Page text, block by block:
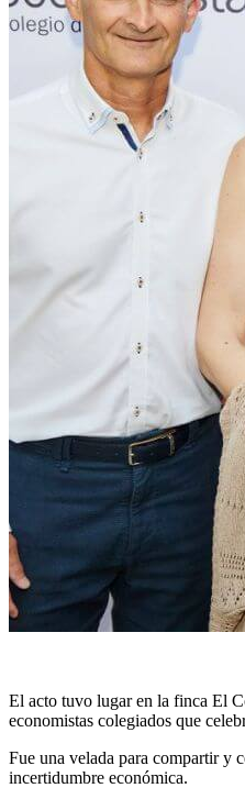
El acto tuvo lugar en la finca El
economistas colegiados que
Fue una velada para compartir y
incertidumbre económica.